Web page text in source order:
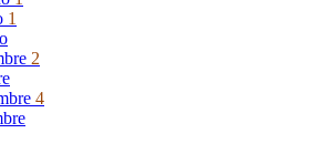
1
2
4